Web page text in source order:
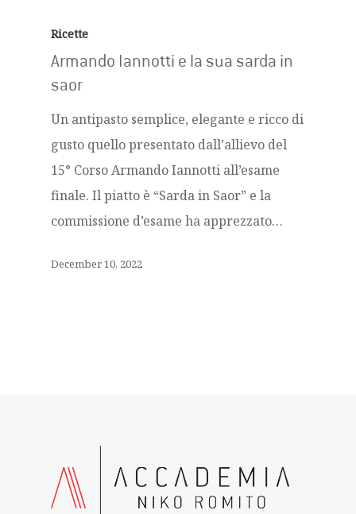
Ricette
Armando Iannotti e la sua sarda in
saor
Un antipasto semplice, elegante e ricco di
gusto quello presentato dall’allievo del
15° Corso Armando Iannotti all’esame
finale. Il piatto è “Sarda in Saor” e la
commissione d’esame ha apprezzato…
December 10, 2022